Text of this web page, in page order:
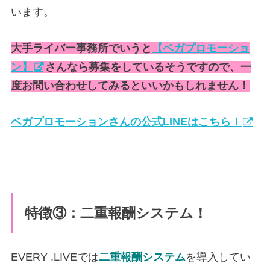
います。
大手ライバー事務所でいうと
【ベガプロモーショ
ン】
さんなら募集をしているそうですので、一
度お問い合わせしてみるといいかもしれません！
ベガプロモーションさんの公式LINEはこちら！
特徴③：二重報酬システム！
EVERY .LIVEでは二重報酬システムを導入してい